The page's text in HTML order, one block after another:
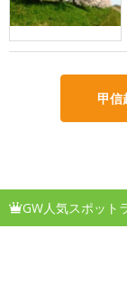
甲信
GW人気スポット